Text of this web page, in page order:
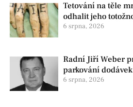
Tetování na těle
odhalit jeho
pomoc
6 srpna, 2026
Radní Jiří Weber
parkování
6 srpna, 2026